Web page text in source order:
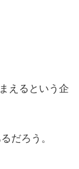
えるという企
だろう。